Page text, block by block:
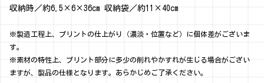
収納時／約6.5×6×36cm 収納袋／約11×40cm
※製造工程上、プリントの仕上がり（濃淡・位置など）に個体差がございま
す。
※素材の特性上、プリント部分に多少の削れやかすれが生じる場合がござい
ますが、製品の仕様となります。あらかじめご了承ください。